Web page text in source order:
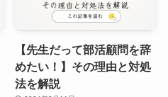
【先生だって部活顧問を辞
めたい！】その理由と対処
法を解説